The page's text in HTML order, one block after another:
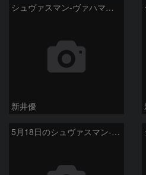
シュヴァスマン-ヴァハマン彗星 ( 29P )：2026/05/29
新井優
5月18日のシュヴァスマン-ヴァハマン第1彗星（29P）